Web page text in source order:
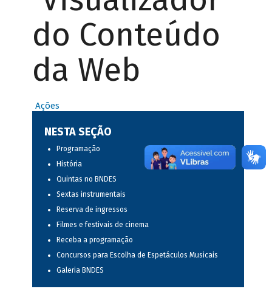
do Conteúdo
da Web
Ações
NESTA SEÇÃO
Programação
História
Quintas no BNDES
Sextas instrumentais
Reserva de ingressos
Filmes e festivais de cinema
Receba a programação
Concursos para Escolha de Espetáculos Musicais
Galeria BNDES